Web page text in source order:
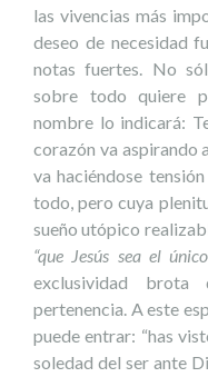
las vivencias más
deseo de necesidad
notas fuertes. No
sobre todo quiere
nombre lo indicará:
corazón va aspirando
va haciéndose
todo, pero cuya
sueño utópico
“que Jesús sea el
exclusividad brota
pertenencia. A este
puede entrar: “has
soledad del ser ante